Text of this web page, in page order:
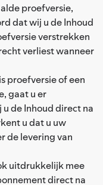
proefversie,
dat wij u de Inhoud
verstrekken
verliest wanneer
proefversie of een
gaat u er
de Inhoud direct na
u dat u uw
de levering van
uitdrukkelijk mee
direct na